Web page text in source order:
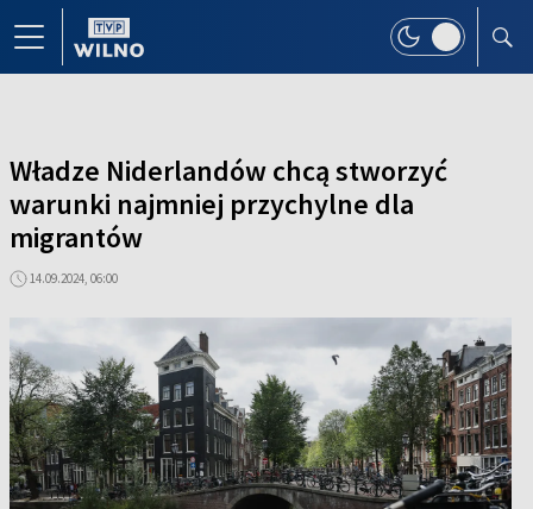
Władze Niderlandów chcą stworzyć
warunki najmniej przychylne dla
migrantów
14.09.2024, 06:00